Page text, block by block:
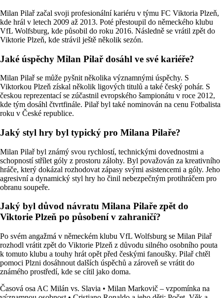
Milan Pilař začal svoji profesionální kariéru v týmu FC Viktoria Plzeň,
kde hrál v letech 2009 až 2013. Poté přestoupil do německého klubu
VfL Wolfsburg, kde působil do roku 2016. Následně se vrátil zpět do
Viktorie Plzeň, kde strávil ještě několik sezón.
Jaké úspěchy Milan Pilař dosáhl ve své kariéře?
Milan Pilař se může pyšnit několika významnými úspěchy. S
Viktorkou Plzeň získal několik ligových titulů a také český pohár. S
českou reprezentací se zúčastnil evropského šampionátu v roce 2012,
kde tým dosáhl čtvrtfinále. Pilař byl také nominován na cenu Fotbalista
roku v České republice.
Jaký styl hry byl typický pro Milana Pilaře?
Milan Pilař byl známý svou rychlostí, technickými dovednostmi a
schopností střílet góly z prostoru zálohy. Byl považován za kreativního
hráče, který dokázal rozhodovat zápasy svými asistencemi a góly. Jeho
agresivní a dynamický styl hry ho činil nebezpečným protihráčem pro
obranu soupeře.
Jaký byl důvod návratu Milana Pilaře zpět do
Viktorie Plzeň po působení v zahraničí?
Po svém angažmá v německém klubu VfL Wolfsburg se Milan Pilař
rozhodl vrátit zpět do Viktorie Plzeň z důvodu silného osobního pouta
k tomuto klubu a touhy hrát opět před českými fanoušky. Pilař chtěl
pomoci Plzni dosáhnout dalších úspěchů a zároveň se vrátit do
známého prostředí, kde se cítil jako doma.
Časová osa AC Milán vs. Slavia • Milan Markovič – vzpomínka na